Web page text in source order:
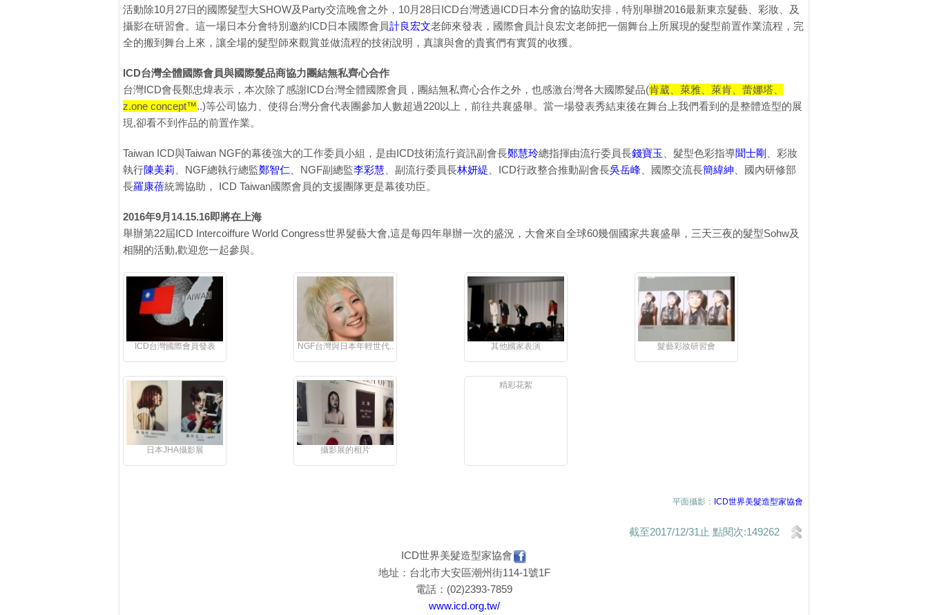
活動除10月27日的國際髮型大SHOW及Party交流晚會之外，10月28日ICD台灣透過ICD日本分會的協助安排，特別舉辦2016最新東京髮藝、彩妝、及
攝影在研習會。這一場日本分會特別邀約ICD日本國際會員計良宏文老師來發表，國際會員計良宏文老師把一個舞台上所展現的髮型前置作業流程，完
全的搬到舞台上來，讓全場的髮型師來觀賞並做流程的技術說明，真讓與會的貴賓們有實質的收獲。
ICD台灣全體國際會員與國際髮品商協力團結無私齊心合作
台灣ICD會長鄭忠煒表示，本次除了感謝ICD台灣全體國際會員，團結無私齊心合作之外，也感激台灣各大國際髮品(肯葳、萊雅、萊肯、蕾娜塔、
z.one concept™..)等公司協力、使得台灣分會代表團參加人數超過220以上，前往共襄盛舉。當一場發表秀結束後在舞台上我們看到的是整體造型的展
現,卻看不到作品的前置作業。
Taiwan ICD與Taiwan NGF的幕後強大的工作委員小組，是由ICD技術流行資訊副會長鄭慧玲總指揮由流行委員長錢寶玉 、髮型色彩指導聞士剛
、彩妝
執行陳美莉 、NGF總執行總監鄭智仁 、NGF副總監李彩慧 、副流行委員長林妍緹 、ICD行政整合推動副會長吳岳峰 、國際交流長簡緯紳 、國內研修部
長羅康蓓統籌協助， ICD Taiwan國際會員的支援團隊更是幕後功臣。
2016年9月14.15.16即將在上海
舉辦第22屆ICD Intercoiffure World Congress世界髮藝大會,這是每四年舉辦一次的盛況，大會來自全球60幾個國家共襄盛舉，三天三夜的髮型Sohw及
相關的活動,歡迎您一起參與。
ICD台灣國際會員發表 NGF台灣與日本年輕世代.. 其他國家表演 髮藝彩妝研習會
日本JHA攝影展 攝影展的相片
精彩花絮
平面攝影： ICD世界美髮造型家協會
截至2017/12/31止 點閱次:149262
ICD世界美髮造型家協會
地址：台北市大安區潮州街114-1號1F
電話：(02)2393-7859
www.icd.org.tw/